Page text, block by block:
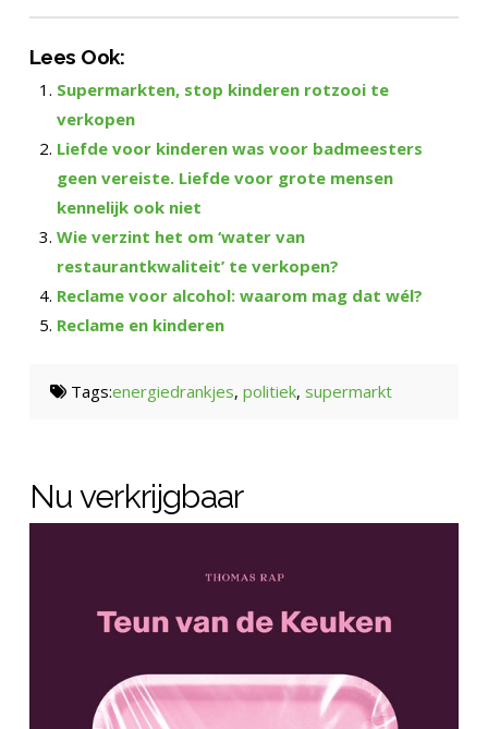
Lees Ook:
Supermarkten, stop kinderen rotzooi te
verkopen
Liefde voor kinderen was voor badmeesters
geen vereiste. Liefde voor grote mensen
kennelijk ook niet
Wie verzint het om ‘water van
restaurantkwaliteit’ te verkopen?
Reclame voor alcohol: waarom mag dat wél?
Reclame en kinderen
Tags:energiedrankjes,politiek,supermarkt
Nu verkrijgbaar